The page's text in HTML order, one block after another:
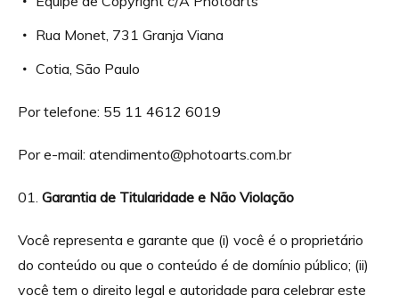
Rua Monet, 731 Granja Viana
Cotia, São Paulo
Por telefone: 55 11 4612 6019
Por e-mail: atendimento@photoarts.com.br
Garantia de Titularidade e Não Violação
Você representa e garante que (i) você é o proprietário
do conteúdo ou que o conteúdo é de domínio público; (ii)
você tem o direito legal e autoridade para celebrar este